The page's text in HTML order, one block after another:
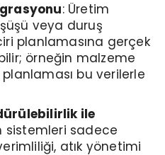
: Üretim
veya duruş
planlamasına gerçek
örneğin malzeme
bu verilerle
ile
sistemleri sadece
atık yönetimi